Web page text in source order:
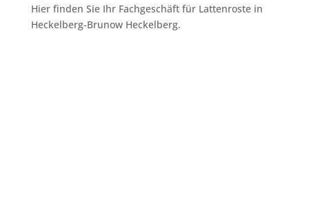
Hier finden Sie Ihr Fachgeschäft für Lattenroste in
Heckelberg-Brunow Heckelberg.